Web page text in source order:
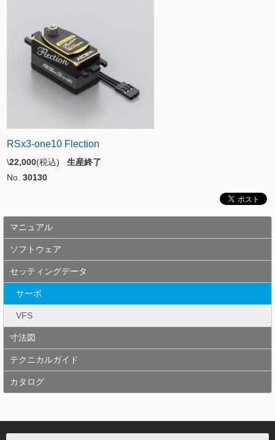
RSx3-one10 Flection
\22,000(税込) 生産終了
No. 30130
マニュアル
ソフトウェア
セッティングデータ
サーボ
VFS
寸法図
テクニカルガイド
カタログ